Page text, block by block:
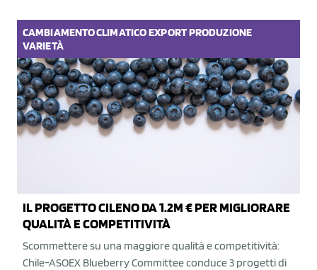
CAMBIAMENTO CLIMATICOEXPORTPRODUZIONE
VARIETÀ
IL PROGETTO CILENO DA 1.2M € PER MIGLIORARE
QUALITÀ E COMPETITIVITÀ
Scommettere su una maggiore qualità e competitività:
Chile-ASOEX Blueberry Committee conduce 3 progetti di